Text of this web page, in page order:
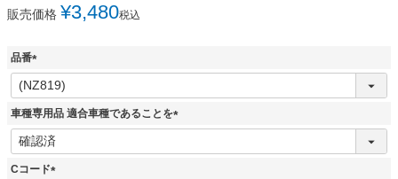
販売価格 ¥3,480税込
品番
(
必
須
車種専用品 適合車種であることを
(
Cコード